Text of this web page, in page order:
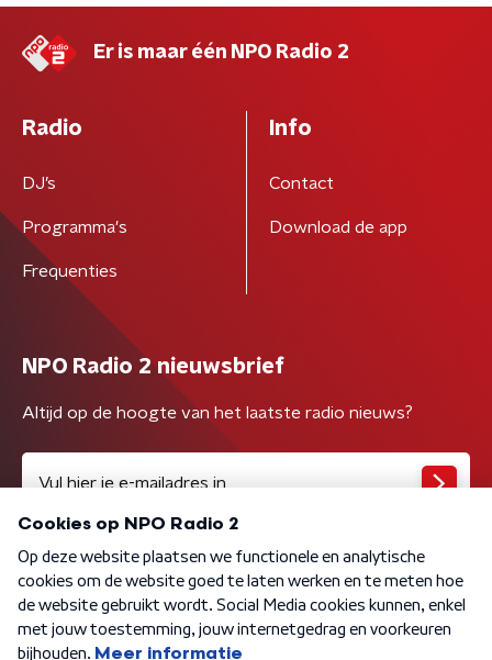
Er is maar één NPO Radio 2
Radio
DJ’s
Programma's
Frequenties
Info
Contact
Download de app
NPO Radio 2 nieuwsbrief
Altijd op de hoogte van het laatste radio nieuws?
Algemene voorwaarden